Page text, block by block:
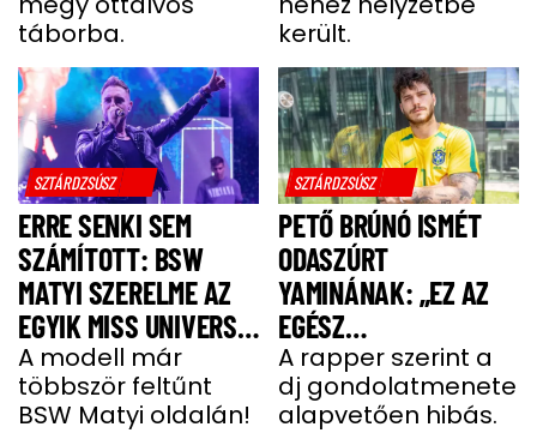
táborba.
MENEKÜLT MEG A
SZTÁRAPUKA
került.
SZTÁRDZSÚSZ
ERRE SENKI SEM
SZÁMÍTOTT: BSW
MATYI SZERELME AZ
EGYIK MISS UNIVERSE
HUNGARY VERSENYZŐ
A modell már
többször feltűnt
BSW Matyi oldalán!
SZTÁRDZSÚSZ
PETŐ BRÚNÓ ISMÉT
ODASZÚRT
YAMINÁNAK: „EZ AZ
EGÉSZ
GONDOLATMENET
ZSÁKUTCA”
A rapper szerint a
dj gondolatmenete
alapvetően hibás.